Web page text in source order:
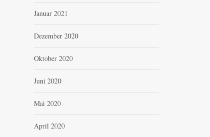
Januar 2021
Dezember 2020
Oktober 2020
Juni 2020
Mai 2020
April 2020